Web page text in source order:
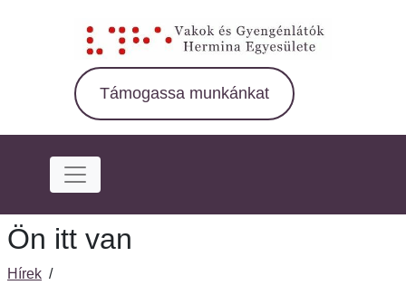
Támogassa munkánkat
Ön itt van
Hírek /